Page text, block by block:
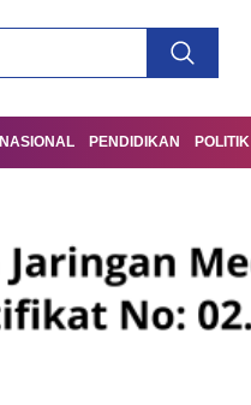
NASIONAL PENDIDIKAN POLITIK